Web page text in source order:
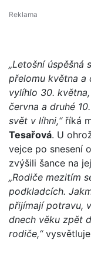
„Letošní úspěšná
přelomu května a
vylíhlo 30.
června a druhé
svět v líhni,“říká
Tesařová. U
vejce po snesení
zvýšili šance na
„Rodiče mezitím
podkladcích.
přijímají potravu,
dnech věku zpět
rodiče,“